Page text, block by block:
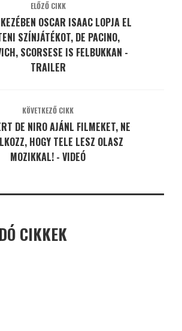
ELŐZŐ CIKK
OSCAR ISAAC LOPJA EL
SZÍNJÁTÉKOT, DE PACINO,
SCORSESE IS FELBUKKAN -
TRAILER
KÖVETKEZŐ CIKK
DE NIRO AJÁNL FILMEKET, NE
HOGY TELE LESZ OLASZ
MOZIKKAL! - VIDEÓ
CIKKEK